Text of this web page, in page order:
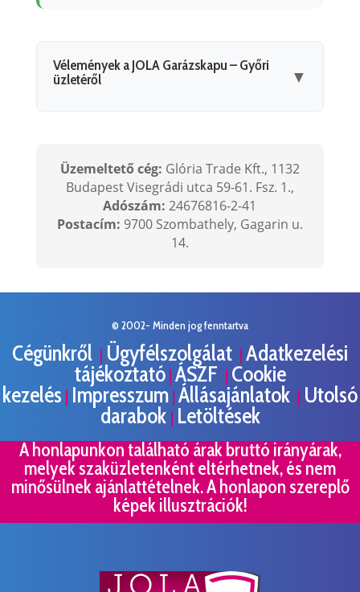
Vélemények a JOLA Garázskapu – Győri
üzletéről
▼
Üzemeltető cég: Glória Trade Kft., 1132
Budapest Visegrádi utca 59-61. Fsz. 1.,
Adószám: 24676816-2-41
Postacím: 9700 Szombathely, Gagarin u.
14.
© 2002- Minden jog fenntartva
Cégünkről | Ügyfélszolgálat | Adatkezelési
tájékoztató| ÁSZF | Cookie
kezelés | Impresszum | Állásajánlatok | Utolsó
darabok | Letöltések
A honlapunkon található árak bruttó irányárak,
melyek szaküzletenként eltérhetnek, és nem
minősülnek ajánlattételnek. A honlapon szereplő
képek illusztrációk!